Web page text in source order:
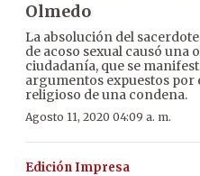
Olmedo
La absolución del
de acoso sexual causó una
ciudadanía, que se
argumentos expuestos
religioso de una condena.
Agosto 11, 2020 04:09 a. m.
Edición Impresa